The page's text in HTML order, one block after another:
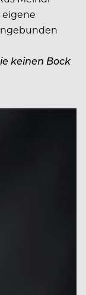
eigene
keinen Bock